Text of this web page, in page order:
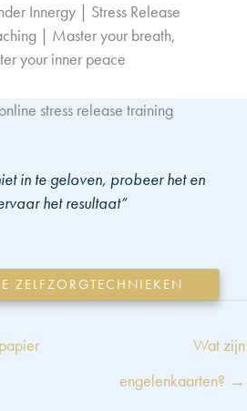
Innergy | Stress Release
| Master your breath,
your inner peace
stress release training
in te geloven, probeer het en
het resultaat”
ZELFZORGTECHNIEKEN
Wat zijn
engelenkaarten? →